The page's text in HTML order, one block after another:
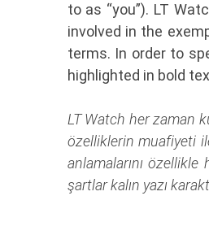
to as “you”). LT
involved in the
terms. In order to
highlighted in bold
LT Watch her zaman
özelliklerin muafiyeti
anlamalarını özellikle
şartlar kalın yazı